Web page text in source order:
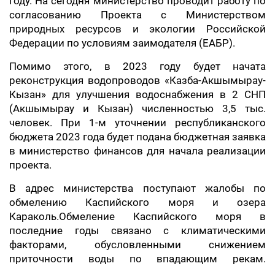
согласованию Проекта с Министерством
природных ресурсов и экологии Российской
Федерации по условиям заимодателя (ЕАБР).
Помимо этого, в 2023 году будет начата
реконструкция водопроводов «Казба-Акшымырау-
Кызан» для улучшения водоснабжения в 2 СНП
(Акшымырау и Кызан) численностью 3,5 тыс.
человек. При 1-м уточнении республиканского
бюджета 2023 года будет подана бюджетная заявка
в министерство финансов для начала реализации
проекта.
В адрес министерства поступают жалобы по
обмелению Каспийского моря и озера
Караколь.Обмеление Каспийского моря в
последние годы связано с климатическими
факторами, обусловленными снижением
приточности воды по впадающим рекам.